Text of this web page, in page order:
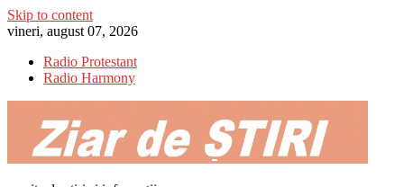
Skip to content
vineri, august 07, 2026
Radio Protestant
Radio Harmony